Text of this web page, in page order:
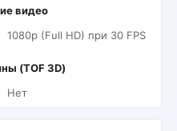
видео
1080p (Full HD) при 30 FPS
(TOF 3D)
Нет